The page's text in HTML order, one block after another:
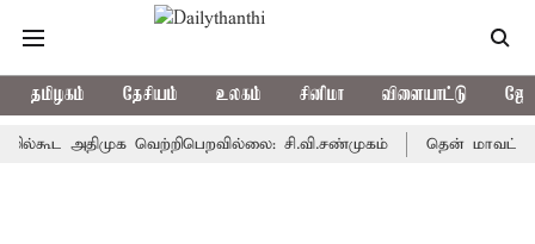
தமிழகம் தேசியம் உலகம் சினிமா விளையாட்டு
அதிமுக வெற்றிபெறவில்லை: சி.வி.சண்முகம் தென் மாவட்டத்தில்